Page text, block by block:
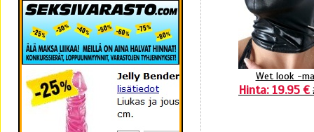
Wet look -
Hinta: 19.95 €